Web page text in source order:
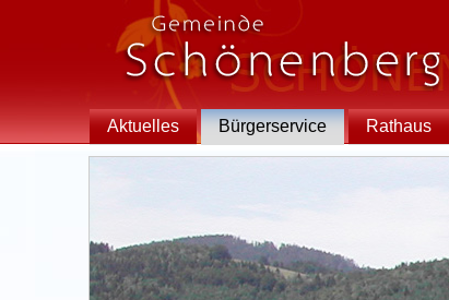
Aktuelles Bürgerservice Rathaus